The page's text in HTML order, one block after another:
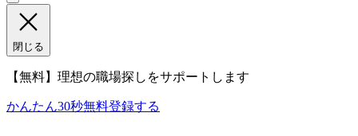
閉じる
【無料】理想の職場探しをサポートします
かんたん30秒無料登録する